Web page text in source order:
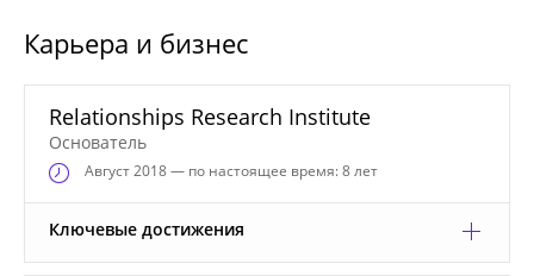
Карьера и бизнес
Relationships Research Institute
Основатель
Август2018 — по настоящее время: 8 лет
Ключевые достижения